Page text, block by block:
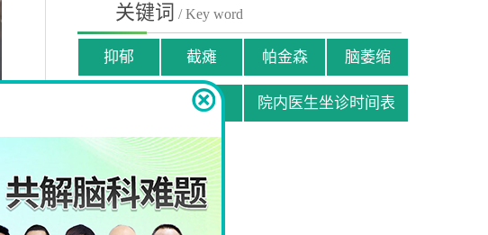
关键词 / Key word
抑郁 截瘫 帕金森 脑萎缩
贫困患者援助申请 院内医生坐诊时间表